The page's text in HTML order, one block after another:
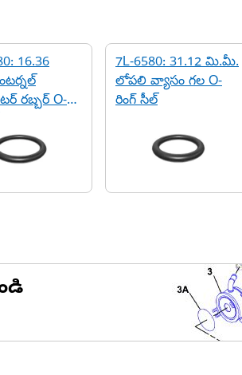
16.36
రబ్బర్ O-
7L-6580: 31.12 మి.మీ.
లోపలి వ్యాసం గల O-
రింగ్ సీల్